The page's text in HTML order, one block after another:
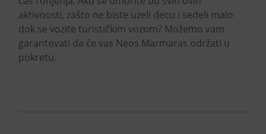
aktivnosti, zašto ne biste uzeli decu i sedeli malo
dok se vozite turističkim vozom? Možemo vam
garantovati da će vas Neos Marmaras održati u
pokretu.